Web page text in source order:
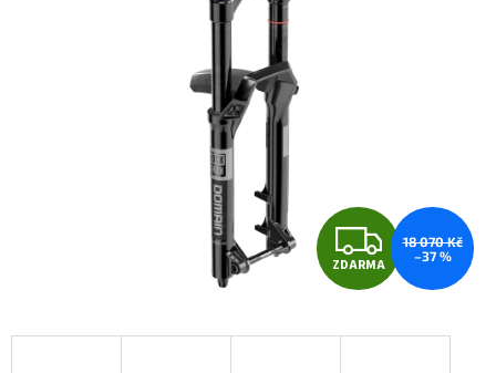
Z
D
A
ZDARMA
18 070 Kč
–37 %